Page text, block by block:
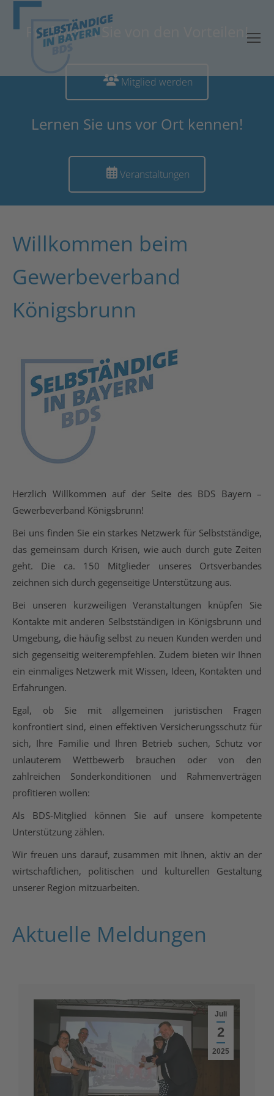
Profitieren Sie von den Vorteilen!
Mitglied werden
Lernen Sie uns vor Ort kennen!
Veranstaltungen
Willkommen beim
Gewerbeverband
Königsbrunn
Herzlich Willkommen auf der Seite des BDS Bayern –
Gewerbeverband Königsbrunn!
Bei uns finden Sie ein starkes Netzwerk für Selbstständige,
das gemeinsam durch Krisen, wie auch durch gute Zeiten
geht. Die ca. 150 Mitglieder unseres Ortsverbandes
zeichnen sich durch gegenseitige Unterstützung aus.
Bei unseren kurzweiligen Veranstaltungen knüpfen Sie
Kontakte mit anderen Selbstständigen in Königsbrunn und
Umgebung, die häufig selbst zu neuen Kunden werden und
sich gegenseitig weiterempfehlen. Zudem bieten wir Ihnen
ein einmaliges Netzwerk mit Wissen, Ideen, Kontakten und
Erfahrungen.
Egal, ob Sie mit allgemeinen juristischen Fragen
konfrontiert sind, einen effektiven Versicherungsschutz für
sich, Ihre Familie und Ihren Betrieb suchen, Schutz vor
unlauterem Wettbewerb brauchen oder von den
zahlreichen Sonderkonditionen und Rahmenverträgen
profitieren wollen:
Als BDS-Mitglied können Sie auf unsere kompetente
Unterstützung zählen.
Wir freuen uns darauf, zusammen mit Ihnen, aktiv an der
wirtschaftlichen, politischen und kulturellen Gestaltung
unserer Region mitzuarbeiten.
Aktuelle Meldungen
Juli
2
2025